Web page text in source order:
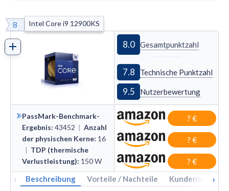
8 Intel Core i9 12900KS
8.0 Gesamtpunktzahl
7.8 Technische Punktzahl
9.5 Nutzerbewertung
PassMark-Benchmark-
Ergebnis: 43452 | Anzahl
der physischen Kerne: 16
| TDP (thermische
Verlustleistung): 150W
? €
? €
? €
‹ Beschreibung Vorteile / Nachteile ›